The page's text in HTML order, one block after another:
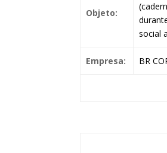
Objeto:
social
Empresa: BR